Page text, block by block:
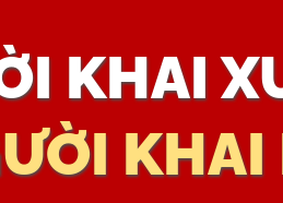
KHAI